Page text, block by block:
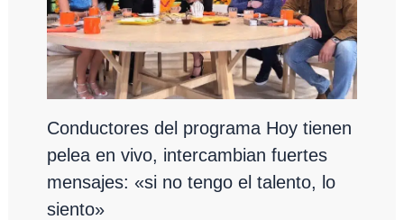
Conductores del programa Hoy tienen
pelea en vivo, intercambian fuertes
mensajes: «si no tengo el talento, lo
siento»